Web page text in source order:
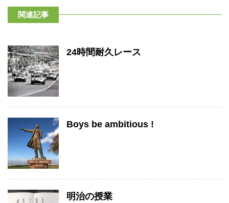
関連記事
24時間耐久レース
Boys be ambitious !
明治の授業